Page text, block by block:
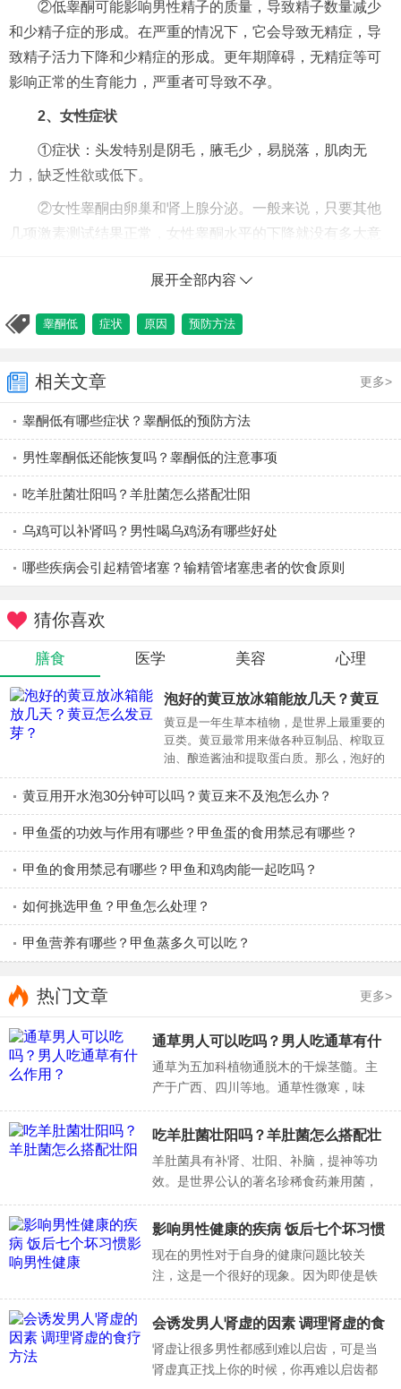
②低睾酮可能影响男性精子的质量，导致精子数量减少
和少精子症的形成。在严重的情况下，它会导致无精症，导
致精子活力下降和少精症的形成。更年期障碍，无精症等可
影响正常的生育能力，严重者可导致不孕。
2、女性症状
①症状：头发特别是阴毛，腋毛少，易脱落，肌肉无
力，缺乏性欲或低下。
②女性睾酮由卵巢和肾上腺分泌。一般来说，只要其他
几项激素测试结果正常，女性睾酮水平的下降就没有多大意
男性睾酮低的原因是什么？
1、睾丸本身的问题
这种情况一般都是外伤导致睾丸功能失常或者是因为睾
丸疾病导致的，就像是睾丸炎等都可能导致睾酮比较低，同
时还可能是因为手术的原因到时睾丸产生睾酮的功能降低，
体内的睾酮水平自然会降低甚至是丧失。
2、下丘脑-脑垂体部位的病变或者是继发性的功能障碍
一般这种情况，必须要做脑垂体分泌的两种促性腺激素
也就是卵泡刺激素和黄体生成素的检测，如果说两种促性腺
了睾酮低是由于脑垂体的疾病所导致的，应该积极治疗原发
病。一般选用的都是促性腺激素治疗和HCG治疗，效果还不
错，如果两种促性腺激素的水平正常就可以排除脑垂体疾
病，可以从睾丸本身找原因了。
睾酮低的预防方法
1、保持良好的生活习惯
慢睾丸激素的产生速度，引起性腺激素紊乱，临床表现为性
欲减退等。男性应该尽量保持健康的习惯。努力戒烟，戒
酒，赌博，并保持充足的睡眠。
良好的心理状态可以减轻心脏负担和降低血压，这相当
于把油放在性器官上，并且可以运行得更好。乐观态度可以
使婚姻稳定和谐。
3、规律的性关系
你没有长时间的性生活，就会导致性能下降，内分泌失调和
性功能加速老化。相反，保持正常和谐的性生活有利于增强
神经系统的功能和维持性活动。
4、经常锻炼
对于那些参加体育运动的人来说，40%的人比他们参加
运动前更兴奋，25%的人更可能达到高潮。运动后，人体会
释放一种愉快的激素。同时，锻炼可以增强心脏向性器官供
血的能力，提供更多的血液供应和更强的勃起能力。
展开全部内容
睾酮低 症状 原因 预防方法
相关文章 更多>
睾酮低有哪些症状？睾酮低的预防方法
男性睾酮低还能恢复吗？睾酮低的注意事项
吃羊肚菌壮阳吗？羊肚菌怎么搭配壮阳
乌鸡可以补肾吗？男性喝乌鸡汤有哪些好处
哪些疾病会引起精管堵塞？输精管堵塞患者的饮食原则
猜你喜欢
膳食 医学 美容 心理
泡好的黄豆放冰箱能放几天？黄豆
怎么发豆芽？
黄豆是一年生草本植物，是世界上最重要的
豆类。黄豆最常用来做各种豆制品、榨取豆
油、酿造酱油和提取蛋白质。那么，泡好的
黄豆放冰箱能放几天？下面，和健康新时报
一起来了解一下吧
黄豆用开水泡30分钟可以吗？黄豆来不及泡怎么办？
甲鱼蛋的功效与作用有哪些？甲鱼蛋的食用禁忌有哪些？
甲鱼的食用禁忌有哪些？甲鱼和鸡肉能一起吃吗？
如何挑选甲鱼？甲鱼怎么处理？
甲鱼营养有哪些？甲鱼蒸多久可以吃？
热门文章 更多>
通草男人可以吃吗？男人吃通草有什
么作用？
通草为五加科植物通脱木的干燥茎髓。主
产于广西、四川等地。通草性微寒，味
甘、淡，归于肺、胃经。具有清热利尿、
通气下乳的作用。通草，秋季割取茎，截
吃羊肚菌壮阳吗？羊肚菌怎么搭配壮
阳
羊肚菌具有补肾、壮阳、补脑，提神等功
效。是世界公认的著名珍稀食药兼用菌，
其香味独特，营养丰富，功能齐全，食效
显著．富含多种人体需要的氨基酸和有机
影响男性健康的疾病 饭后七个坏习惯
影响男性健康
现在的男性对于自身的健康问题比较关
注，这是一个很好的现象。因为即使是铁
打的汉子，也抵不过健康的威胁。那么哪
些健康问题会给男人带来影响呢?下面跟随
会诱发男人肾虚的因素 调理肾虚的食
疗方法
肾虚让很多男性都感到难以启齿，可是当
肾虚真正找上你的时候，你再难以启齿都